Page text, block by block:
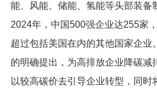
能、风能、储能、氢能等头部装备
2024年，中国500强企业达255家
超过包括美国在内的其他国家企业
的明确提出，为高排放企业降碳减
以较高碳价去引导企业转型，同时